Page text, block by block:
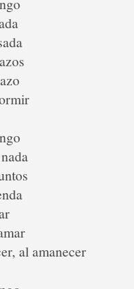
al amanecer